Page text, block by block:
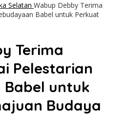
Selatan Wabup Debby Terima
Babel untuk Perkuat
Terima
Pelestarian
Babel untuk
Budaya